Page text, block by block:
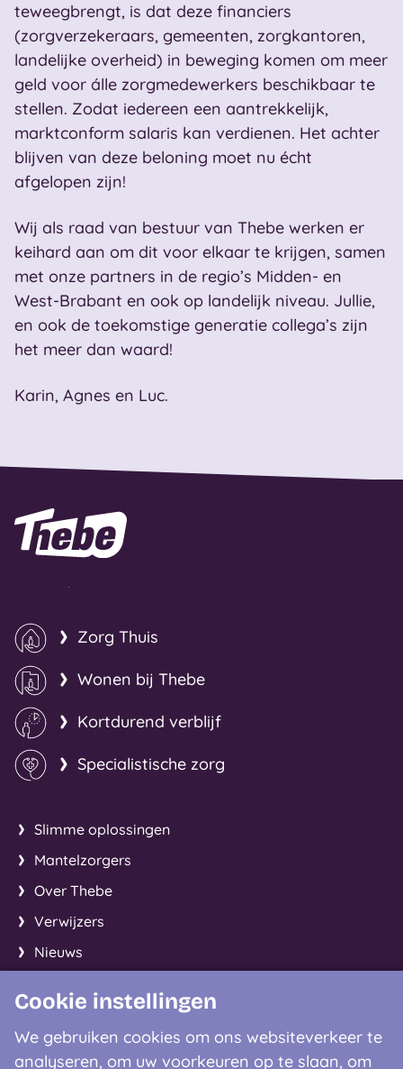
Cookie instellingen
We gebruiken cookies om ons websiteverkeer te
analyseren, om uw voorkeuren op te slaan, om
teweegbrengt, is dat deze financiers
(zorgverzekeraars, gemeenten, zorgkantoren,
landelijke overheid) in beweging komen om meer
geld voor álle zorgmedewerkers beschikbaar te
stellen. Zodat iedereen een aantrekkelijk,
marktconform salaris kan verdienen. Het achter
blijven van deze beloning moet nu écht
afgelopen zijn!
Wij als raad van bestuur van Thebe werken er
keihard aan om dit voor elkaar te krijgen, samen
met onze partners in de regio’s Midden- en
West-Brabant en ook op landelijk niveau. Jullie,
en ook de toekomstige generatie collega’s zijn
het meer dan waard!
Karin, Agnes en Luc.
Naar homepage
Zorg Thuis
Wonen bij Thebe
Kortdurend verblijf
Specialistische zorg
Slimme oplossingen
Mantelzorgers
Over Thebe
Verwijzers
Nieuws